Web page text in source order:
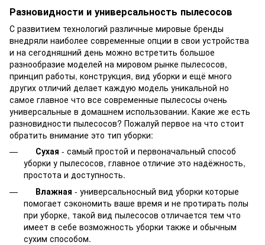
Разновидности и универсальность пылесосов
С развитием технологий различные мировые бренды
внедряли наиболее современные опции в свои устройства
и на сегодняшний день можно встретить большое
разнообразие моделей на мировом рынке пылесосов,
принцип работы, конструкция, вид уборки и ещё много
других отличий делает каждую модель уникальной но
самое главное что все современные пылесосы очень
универсальные в домашнем использовании. Какие же есть
разновидности пылесосов? Пожалуй первое на что стоит
обратить внимание это тип уборки:
Сухая - самый простой и первоначальный способ
уборки у пылесосов, главное отличие это надёжность,
простота и доступность.
Влажная - универсальносный вид уборки которые
помогает сэкономить ваше время и не протирать полы
при уборке, такой вид пылесосов отличается тем что
имеет в себе возможность уборки также и обычным
сухим способом.